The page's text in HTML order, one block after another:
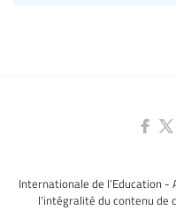
Internationale de l’Education -
l’intégralité du contenu de